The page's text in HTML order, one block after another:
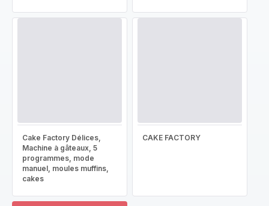
Cake Factory Délices,
Machine à gâteaux, 5
programmes, mode
manuel, moules muffins,
cakes
CAKE FACTORY